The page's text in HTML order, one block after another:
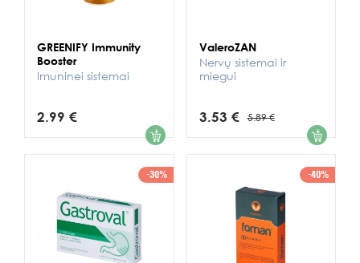
GREENIFY Immunity
Booster
Imuninei sistemai
2.99 € 1
ValeroZAN
Nervų sistemai ir
miegui
3.53 € 5.89 € 1
-30% -40%